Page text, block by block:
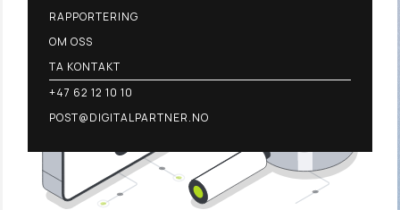
RAPPORTERING
OM OSS
TA KONTAKT
+47 62 12 10 10
POST@DIGITALPARTNER.NO